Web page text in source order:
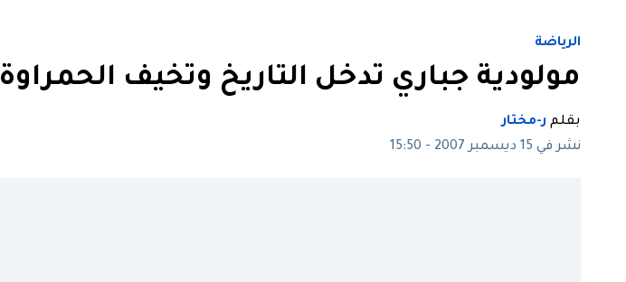
الرياضة
مولودية جباري تدخل التاريخ وتخيف الحمراوة
بقلم ر-مختار
نشر في 15 ديسمبر 2007 - 15:50